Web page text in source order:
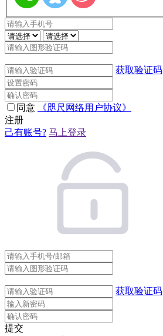
获取验证码
同意
《咫尺网络用户协议》
注册
己有账号? 马上登录
获取验证码
提交